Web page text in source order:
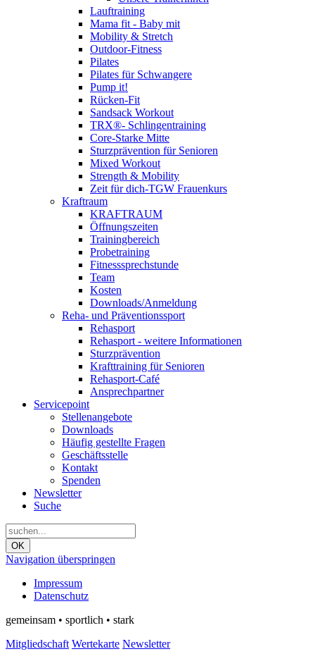
Lauftraining
Mama fit - Baby mit
Mobility & Stretch
Outdoor-Fitness
Pilates
Pilates für Schwangere
Pump it!
Rücken-Fit
Sandsack Workout
TRX®- Schlingentraining
Core-Starke Mitte
Sturzprävention für Senioren
Mixed Workout
Strength & Mobility
Zeit für dich-TGW Frauenkurs
Kraftraum
KRAFTRAUM
Öffnungszeiten
Trainingbereich
Probetraining
Fitnesssprechstunde
Team
Kosten
Downloads/Anmeldung
Reha- und Präventionssport
Rehasport
Rehasport - weitere Informationen
Sturzprävention
Krafttraining für Senioren
Rehasport-Café
Ansprechpartner
Servicepoint
Stellenangebote
Downloads
Häufig gestellte Fragen
Geschäftsstelle
Kontakt
Spenden
Newsletter
Suche
OK
Navigation überspringen
Impressum
Datenschutz
gemeinsam • sportlich • stark
Mitgliedschaft Wertekarte Newsletter